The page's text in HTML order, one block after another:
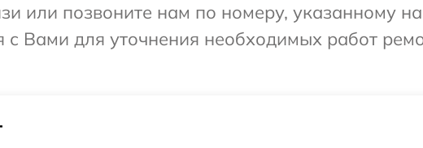
или позвоните нам по номеру, указанному
Вами для уточнения необходимых работ